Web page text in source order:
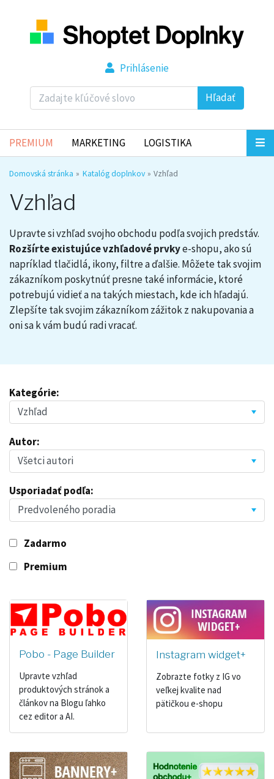
Hľadať
Prihlásenie
PREMIUM MARKETING LOGISTIKA
Domovská stránka Katalóg doplnkov Vzhľad
Vzhľad
Upravte si vzhľad svojho obchodu podľa svojich predstáv.
Rozšírte existujúce vzhľadové prvkye-shopu, ako sú
napríklad tlačidlá, ikony, filtre a ďalšie. Môžete tak svojim
zákazníkom poskytnúť presne také informácie, ktoré
potrebujú vidieť a na takých miestach, kde ich hľadajú.
Zlepšíte tak svojim zákazníkom zážitok z nakupovania a
oni sa k vám budú radi vracať.
Kategórie:
Autor:
Usporiadať podľa:
Zadarmo
Premium
Pobo - Page Builder
Upravte vzhľad
produktových stránok a
článkov na Blogu ľahko
cez editor a AI.
Instagram widget+
Zobrazte fotky z IG vo
veľkej kvalite nad
pätičkou e-shopu